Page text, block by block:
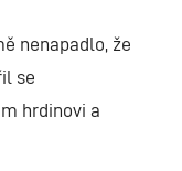
nenapadlo, že
se
hrdinovi a